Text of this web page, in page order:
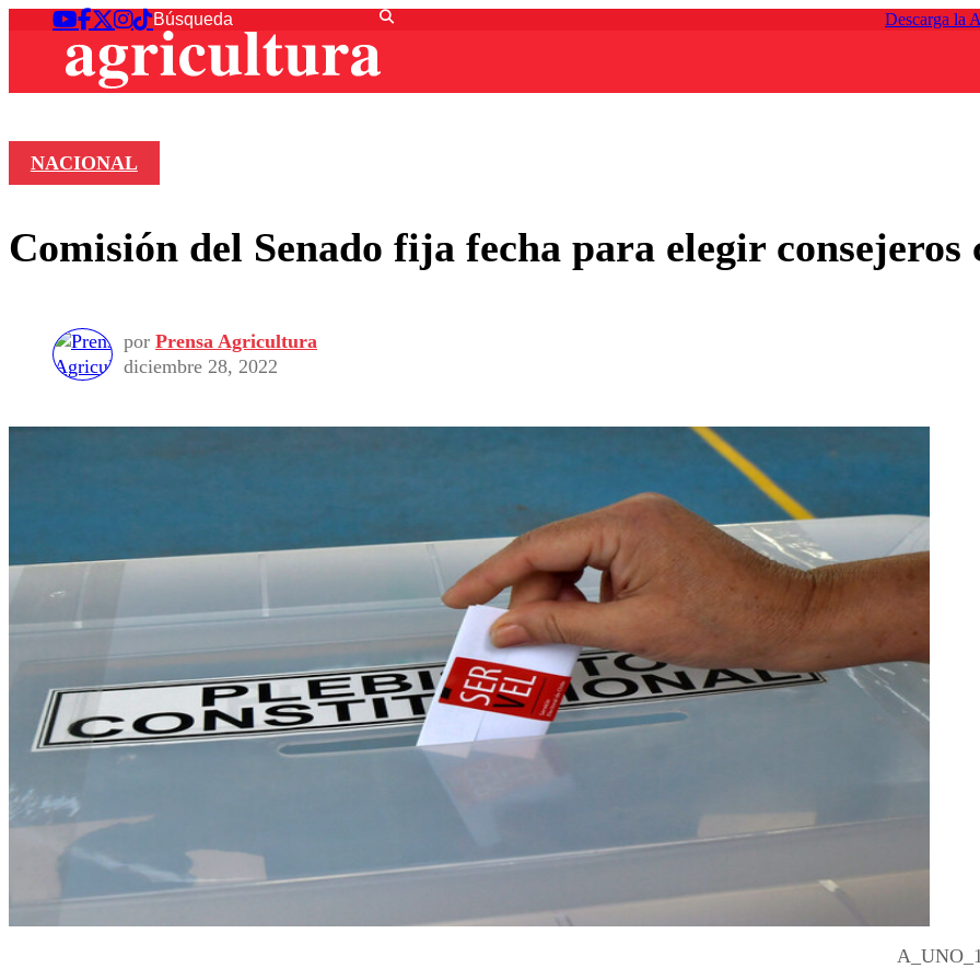
Descarga la
NACIONAL
Comisión del Senado fija fecha para elegir consejeros
por Prensa Agricultura
diciembre 28, 2022